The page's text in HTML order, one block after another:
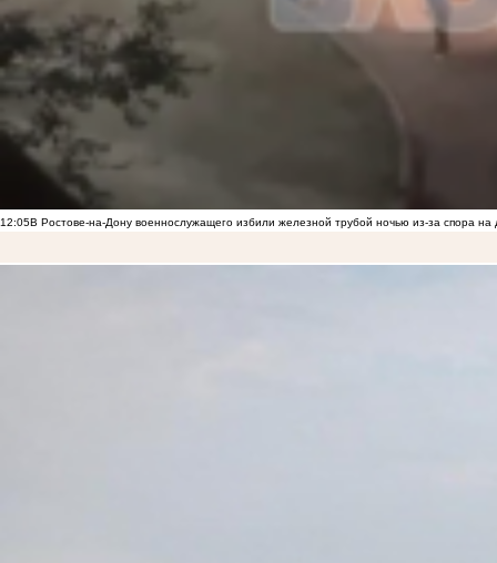
12:05В Ростове-на-Дону военнослужащего избили железной трубой ночью из-за спора на